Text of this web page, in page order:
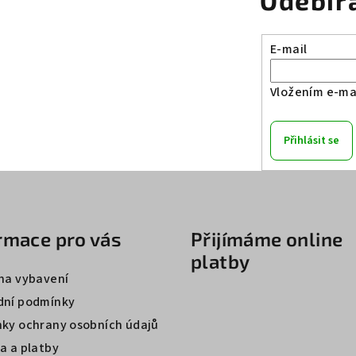
E-mail
Vložením e-
Přihlásit se
pro vás
vybavení
podmínky
ochrany osobních údajů
a platby
Přijímáme online
platby